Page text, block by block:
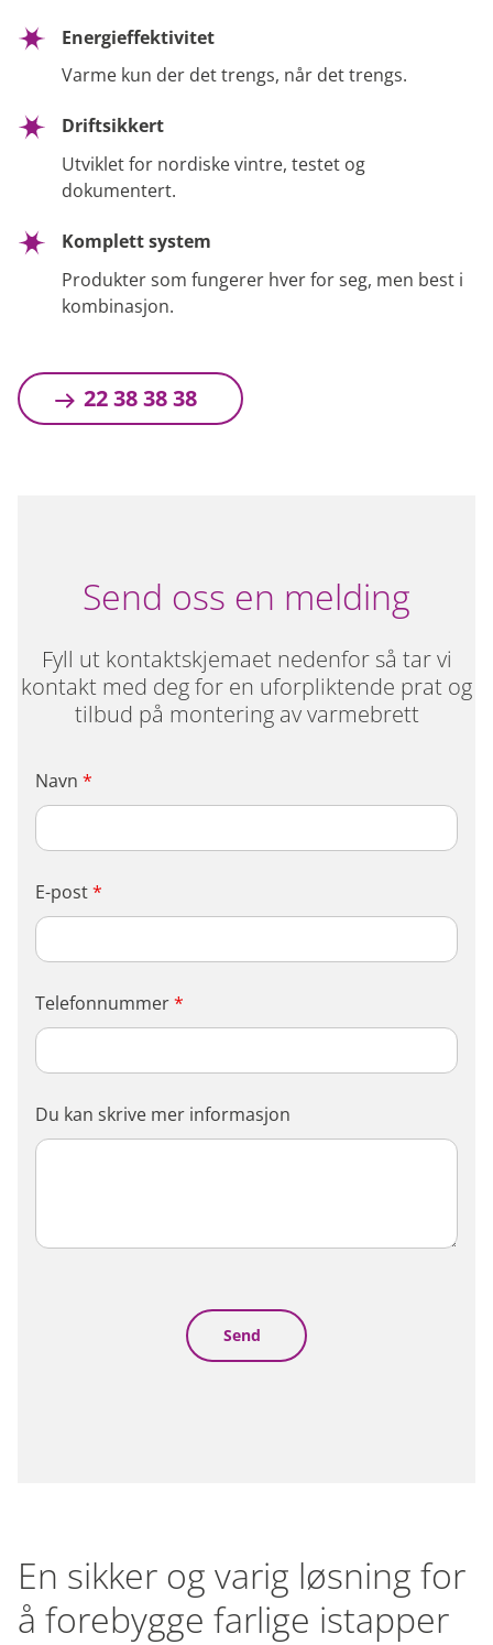
Energieffektivitet
Varme kun der det trengs, når det trengs.
Driftsikkert
Utviklet for nordiske vintre, testet og
dokumentert.
Komplett system
Produkter som fungerer hver for seg, men best i
kombinasjon.
22 38 38 38
Send oss en melding
Fyll ut kontaktskjemaet nedenfor så tar vi
kontakt med deg for en uforpliktende prat og
tilbud på montering av varmebrett
Navn *
E-post*
Telefonnummer*
Du kan skrive mer informasjon
En sikker og varig løsning for
å forebygge farlige istapper